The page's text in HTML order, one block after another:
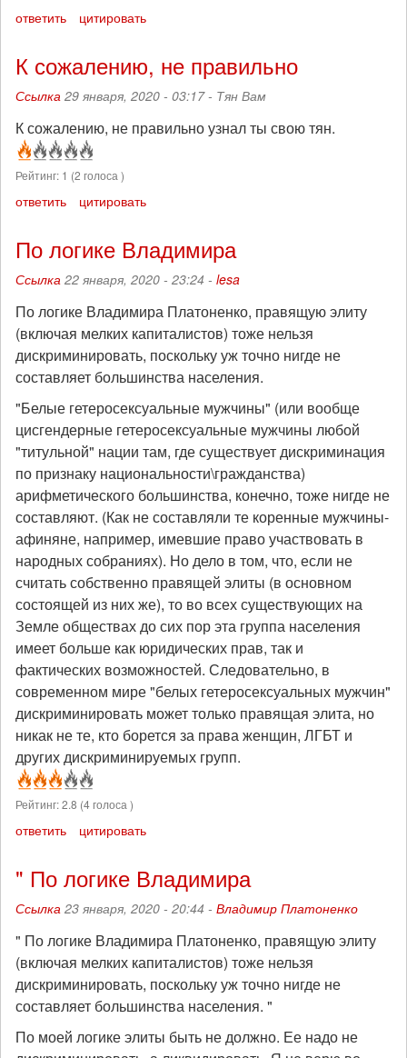
ответить цитировать
К сожалению, не правильно
Ссылка 29 января, 2020 - 03:17 - Тян Вам
К сожалению, не правильно узнал ты свою тян.
Рейтинг: 1 (2 голоса )
ответить цитировать
По логике Владимира
Ссылка 22 января, 2020 - 23:24 - lesa
По логике Владимира Платоненко, правящую элиту
(включая мелких капиталистов) тоже нельзя
дискриминировать, поскольку уж точно нигде не
составляет большинства населения.
"Белые гетеросексуальные мужчины" (или вообще
цисгендерные гетеросексуальные мужчины любой
"титульной" нации там, где существует дискриминация
по признаку национальности\гражданства)
арифметического большинства, конечно, тоже нигде не
составляют. (Как не составляли те коренные мужчины-
афиняне, например, имевшие право участвовать в
народных собраниях). Но дело в том, что, если не
считать собственно правящей элиты (в основном
состоящей из них же), то во всех существующих на
Земле обществах до сих пор эта группа населения
имеет больше как юридических прав, так и
фактических возможностей. Следовательно, в
современном мире "белых гетеросексуальных мужчин"
дискриминировать может только правящая элита, но
никак не те, кто борется за права женщин, ЛГБТ и
других дискриминируемых групп.
Рейтинг:2.8 (4голоса )
ответить цитировать
" По логике Владимира
Ссылка 23 января, 2020 - 20:44 - Владимир Платоненко
" По логике Владимира Платоненко, правящую элиту
(включая мелких капиталистов) тоже нельзя
дискриминировать, поскольку уж точно нигде не
составляет большинства населения. "
По моей логике элиты быть не должно. Ее надо не